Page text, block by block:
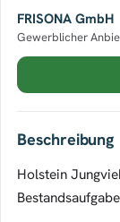
FRISONA GmbH
Gewerblicher
Beschreibung
Holstein